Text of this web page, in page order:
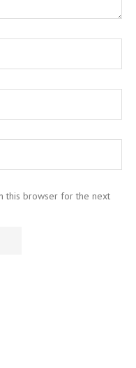
this browser for the next